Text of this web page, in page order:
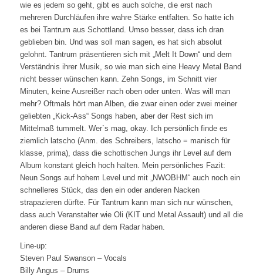
wie es jedem so geht, gibt es auch solche, die erst nach
mehreren Durchläufen ihre wahre Stärke entfalten. So hatte ich
es bei Tantrum aus Schottland. Umso besser, dass ich dran
geblieben bin. Und was soll man sagen, es hat sich absolut
gelohnt. Tantrum präsentieren sich mit „Melt It Down“ und dem
Verständnis ihrer Musik, so wie man sich eine Heavy Metal Band
nicht besser wünschen kann. Zehn Songs, im Schnitt vier
Minuten, keine Ausreißer nach oben oder unten. Was will man
mehr? Oftmals hört man Alben, die zwar einen oder zwei meiner
geliebten „Kick-Ass“ Songs haben, aber der Rest sich im
Mittelmaß tummelt. Wer`s mag, okay. Ich persönlich finde es
ziemlich latscho (Anm. des Schreibers, latscho = manisch für
klasse, prima), dass die schottischen Jungs ihr Level auf dem
Album konstant gleich hoch halten. Mein persönliches Fazit:
Neun Songs auf hohem Level und mit „NWOBHM“ auch noch ein
schnelleres Stück, das den ein oder anderen Nacken
strapazieren dürfte. Für Tantrum kann man sich nur wünschen,
dass auch Veranstalter wie Oli (KIT und Metal Assault) und all die
anderen diese Band auf dem Radar haben.
Line-up:
Steven Paul Swanson – Vocals
Billy Angus – Drums